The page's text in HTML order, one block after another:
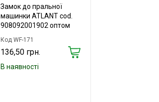
Замок до пральної
машинки ATLANT cod.
908092001902 оптом
Код WF-171
136,50 грн.
В наявності